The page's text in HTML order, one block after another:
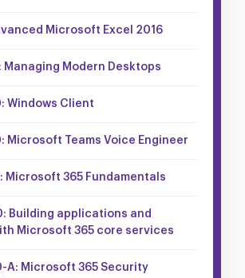
Microsoft Excel 2016
Managing Modern Desktops
Windows Client
Microsoft Teams Voice Engineer
Microsoft 365 Fundamentals
Building applications and
Microsoft 365 core services
A: Microsoft 365 Security